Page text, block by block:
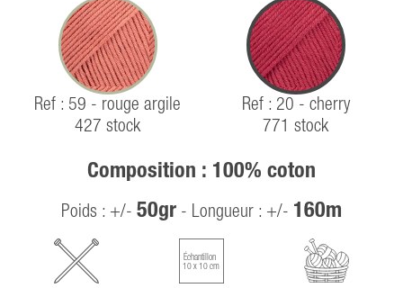
Ref : 59 - rouge argile
427 stock
Ref : 20 - cherry
771 stock
Composition : 100% coton
Poids : +/- 50gr - Longueur : +/- 160m
Échantillon
10 x 10 cm